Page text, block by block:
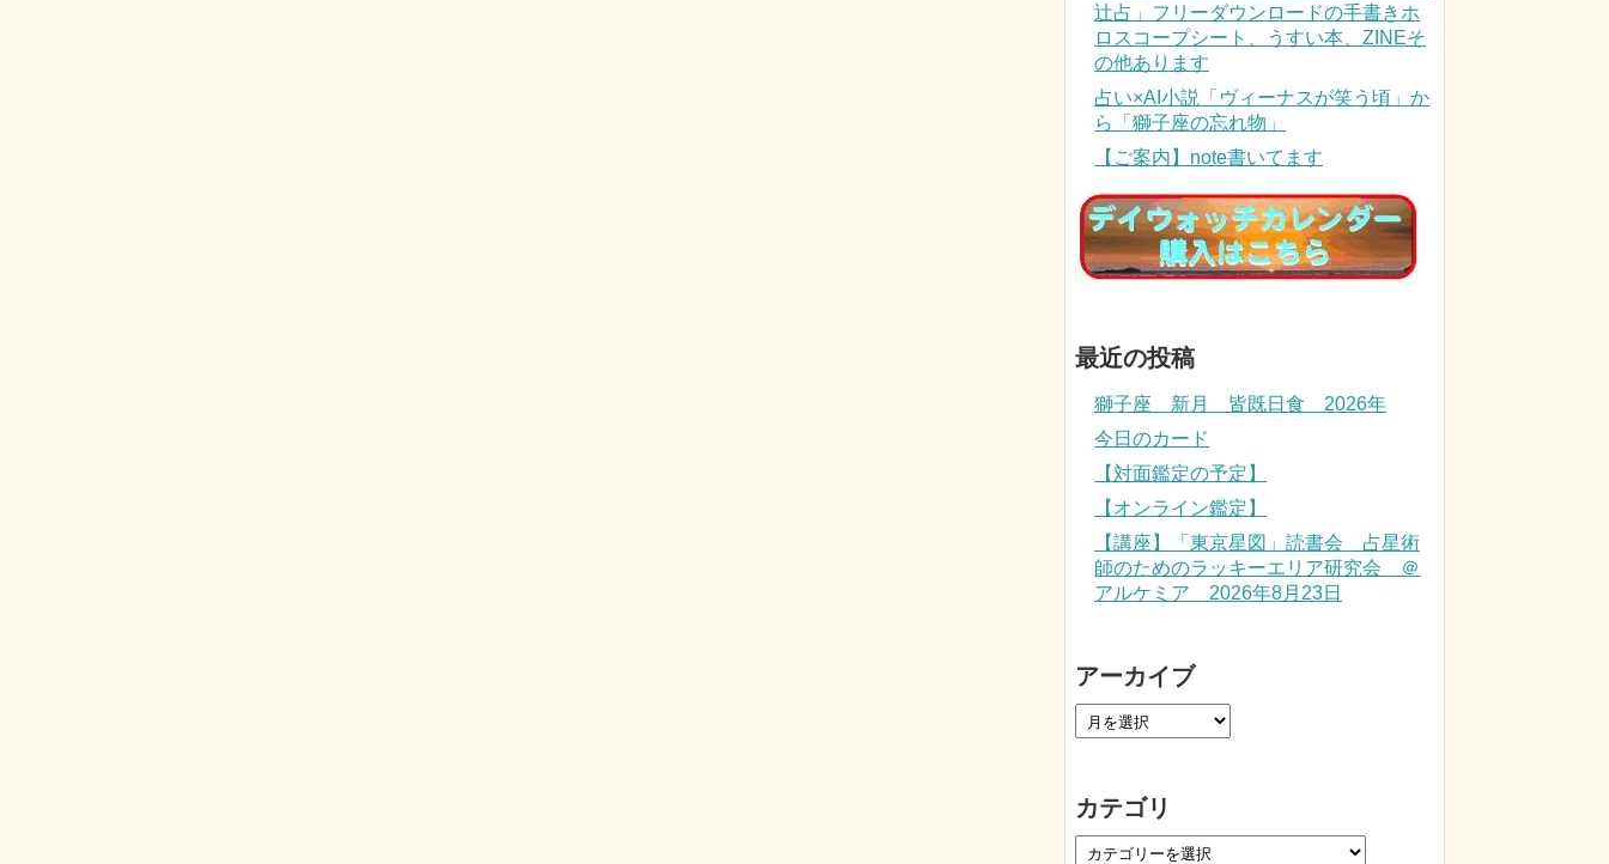
辻占」フリーダウンロードの手書きホ
ロスコープシート、うすい本、ZINEそ
の他あります
占い×AI小説「ヴィーナスが笑う頃」か
ら「獅子座の忘れ物」
【ご案内】note書いてます
最近の投稿
獅子座 新月 皆既日食 2026年
今日のカード
【対面鑑定の予定】
【オンライン鑑定】
【講座】「東京星図」読書会 占星術
師のためのラッキーエリア研究会 ＠
アルケミア 2026年8月23日
アーカイブ
カテゴリ